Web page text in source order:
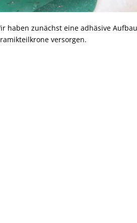
haben zunächst eine adhäsive
versorgen.